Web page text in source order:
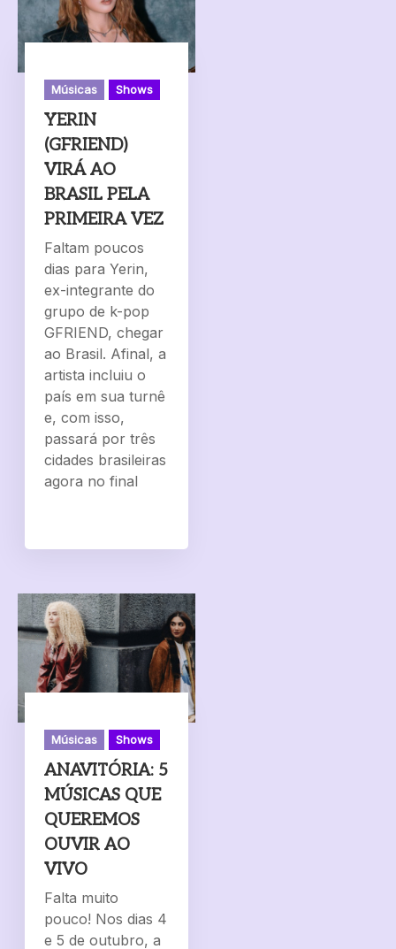
Músicas Shows
YERIN
(GFRIEND)
VIRÁ AO
BRASIL PELA
PRIMEIRA VEZ
Faltam poucos
dias para Yerin,
ex-integrante do
grupo de k-pop
GFRIEND, chegar
ao Brasil. Afinal, a
artista incluiu o
país em sua turnê
e, com isso,
passará por três
cidades brasileiras
agora no final
Músicas Shows
ANAVITÓRIA: 5
MÚSICAS QUE
QUEREMOS
OUVIR AO
VIVO
Falta muito
pouco! Nos dias 4
e 5 de outubro, a